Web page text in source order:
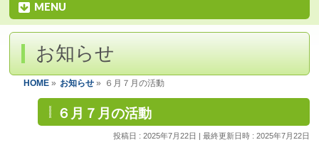
MENU
お知らせ
HOME » お知らせ » ６月７月の活動
６月７月の活動
投稿日 : 2025年7月22日 最終更新日時 : 2025年7月22日